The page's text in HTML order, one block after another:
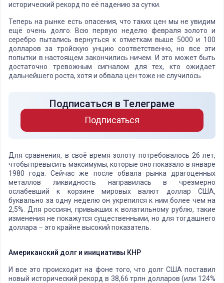
исторический рекорд по её падению за сутки.
Теперь на рынке есть опасения, что таких цен мы не увидим
ещё очень долго. Всю первую неделю февраля золото и
серебро пытались вернуться к отметкам выше 5000 и 100
долларов за тройскую унцию соответственно, но все эти
попытки в настоящем закончились ничем. И это может быть
достаточно тревожным сигналом для тех, кто ожидает
дальнейшего роста, хотя и обвала цен тоже не случилось.
Подписаться в Телеграме
Подписаться
Для сравнения, в своё время золоту потребовалось 26 лет,
чтобы превысить максимумы, которые оно показало в январе
1980 года. Сейчас же после обвала рынка драгоценных
металлов ликвидность направилась в чрезмерно
ослабевший к корзине мировых валют доллар США,
буквально за одну неделю он укрепился к ним более чем на
2,5%. Для россиян, привыкших к волатильному рублю, такие
изменения не покажутся существенными, но для тогдашнего
доллара – это крайне высокий показатель.
Американский долг и инициативы КНР
И все это происходит на фоне того, что долг США поставил
новый исторический рекорд в 38,66 трлн долларов (или 124%